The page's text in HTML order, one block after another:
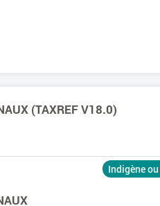
(TAXREF V18.0)
Indigène